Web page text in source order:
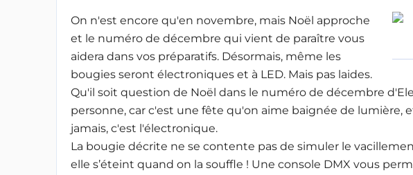
On n'est encore qu'en novembre, mais Noël approche
et le numéro de décembre qui vient de paraître vous
aidera dans vos préparatifs. Désormais, même les
bougies seront électroniques et à LED. Mais pas laides.
Qu'il soit question de Noël dans le numéro de décembre
personne, car c'est une fête qu'on aime baignée de lumière,
jamais, c'est l'électronique.
La bougie décrite ne se contente pas de simuler le
elle s’éteint quand on la souffle ! Une console DMX vous